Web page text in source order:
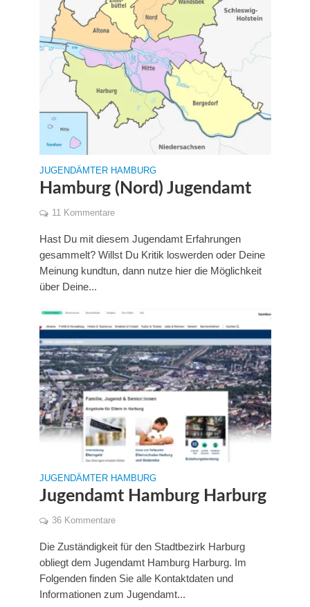
JUGENDÄMTER HAMBURG
Hamburg (Nord) Jugendamt
11 Kommentare
Hast Du mit diesem Jugendamt Erfahrungen
gesammelt? Willst Du Kritik loswerden oder Deine
Meinung kundtun, dann nutze hier die Möglichkeit
über Deine...
JUGENDÄMTER HAMBURG
Jugendamt Hamburg Harburg
36 Kommentare
Die Zuständigkeit für den Stadtbezirk Harburg
obliegt dem Jugendamt Hamburg Harburg. Im
Folgenden finden Sie alle Kontaktdaten und
Informationen zum Jugendamt...